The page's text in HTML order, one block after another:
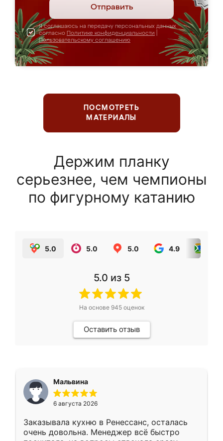
Отправить
Я соглашаюсь на передачу персональных данных
согласно Политике конфиденциальности
Пользовательскому соглашению
ПОСМОТРЕТЬ
МАТЕРИАЛЫ
Держим планку
серьезнее, чем чемпионы
по фигурному катанию
5.0 5.0 5.0 4.9
5.0 из 5
На основе 945оценок
Оставить отзыв
Мальвина
6 августа 2026
Заказывала кухню в Ренессанс, осталась
очень довольна. Менеджер всё быстро